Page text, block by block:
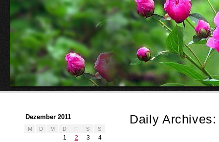
Daily
Dezember 2011
M D M D F S S
1 2 3
4